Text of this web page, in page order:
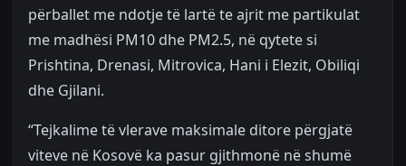
përballet me ndotje të lartë te ajrit me partikulat
me madhësi PM10 dhe PM2.5, në qytete si
Prishtina, Drenasi, Mitrovica, Hani i Elezit, Obiliqi
dhe Gjilani.
“Tejkalime të vlerave maksimale ditore përgjatë
viteve në Kosovë ka pasur gjithmonë në shumë